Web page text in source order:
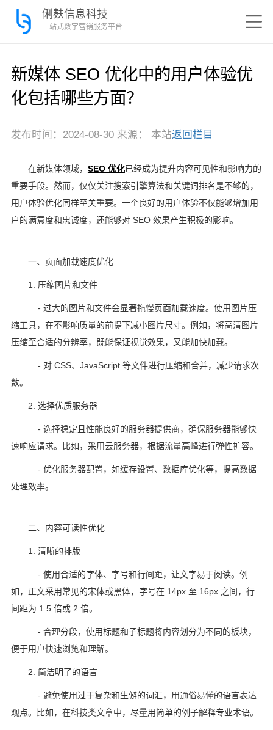
俐麸信息科技
一站式数字营销服务平台
新媒体 SEO 优化中的用户体验优
化包括哪些方面？
发布时间：2024-08-30 来源： 本站返回栏目
在新媒体领域， SEO 优化已经成为提升内容可见性和影响力的
重要手段。然而，仅仅关注搜索引擎算法和关键词排名是不够的，
用户体验优化同样至关重要。一个良好的用户体验不仅能够增加用
户的满意度和忠诚度，还能够对 SEO 效果产生积极的影响。
一、页面加载速度优化
1. 压缩图片和文件
- 过大的图片和文件会显著拖慢页面加载速度。使用图片压
缩工具，在不影响质量的前提下减小图片尺寸。例如，将高清图片
压缩至合适的分辨率，既能保证视觉效果，又能加快加载。
- 对 CSS、JavaScript 等文件进行压缩和合并，减少请求次
数。
2. 选择优质服务器
- 选择稳定且性能良好的服务器提供商，确保服务器能够快
速响应请求。比如，采用云服务器，根据流量高峰进行弹性扩容。
- 优化服务器配置，如缓存设置、数据库优化等，提高数据
处理效率。
二、内容可读性优化
1. 清晰的排版
- 使用合适的字体、字号和行间距，让文字易于阅读。例
如，正文采用常见的宋体或黑体，字号在 14px 至 16px 之间，行
间距为 1.5 倍或 2 倍。
- 合理分段，使用标题和子标题将内容划分为不同的板块，
便于用户快速浏览和理解。
2. 简洁明了的语言
- 避免使用过于复杂和生僻的词汇，用通俗易懂的语言表达
观点。比如，在科技类文章中，尽量用简单的例子解释专业术语。